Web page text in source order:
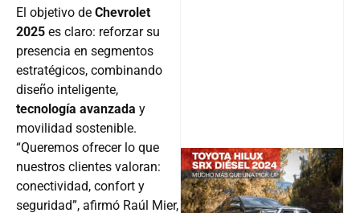
El objetivo de Chevrolet
2025 es claro: reforzar su
presencia en segmentos
estratégicos, combinando
diseño inteligente,
tecnología avanzada y
movilidad sostenible.
“Queremos ofrecer lo que
nuestros clientes valoran:
conectividad, confort y
seguridad”, afirmó Raúl Mier,